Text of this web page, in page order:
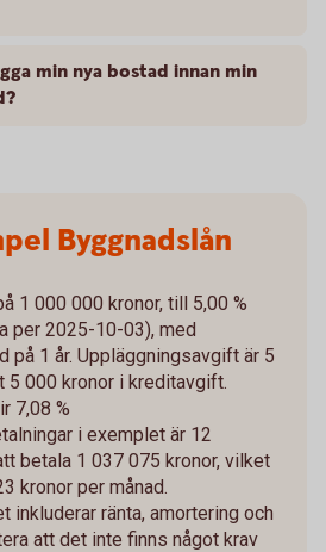
min nya bostad innan min
Byggnadslån
1 000 000 kronor, till 5,00 %
per 2025-10-03), med
på 1 år. Uppläggningsavgift är 5
5 000 kronor i kreditavgift.
7,08 %
i exemplet är 12
betala 1 037 075 kronor, vilket
kronor per månad.
inkluderar ränta, amortering och
att det inte finns något krav